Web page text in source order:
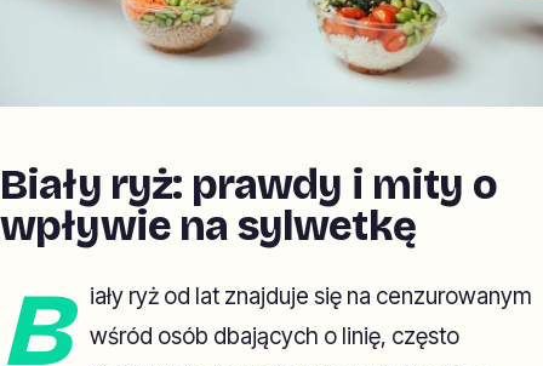
Biały ryż: prawdy i mity o
wpływie na sylwetkę
B
iały ryż od lat znajduje się na cenzurowanym
wśród osób dbających o linię, często